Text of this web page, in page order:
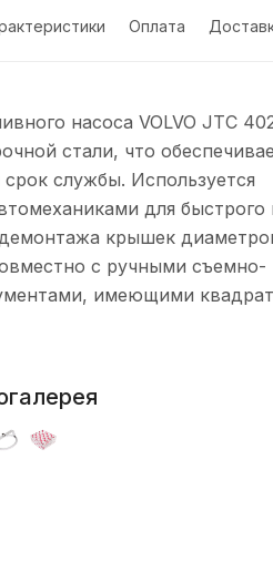
Оплата
насоса VOLVO JTC
стали, что
службы. Используется
для быстрого
крышек
с ручными съемно-
имеющими квадрат